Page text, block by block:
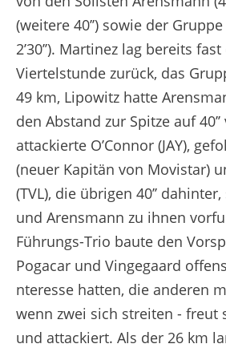
(weitere 40’’) sowie der
2’30’’). Martinez lag bereits
Viertelstunde zurück, das
49 km, Lipowitz hatte
den Abstand zur Spitze auf
attackierte O’Connor (JAY),
(neuer Kapitän von Movistar)
(TVL), die übrigen 40’’
und Arensmann zu ihnen
Führungs-Trio baute den
Pogacar und Vingegaard
nteresse hatten, die anderen
wenn zwei sich streiten - freut
und attackiert. Als der 26 km